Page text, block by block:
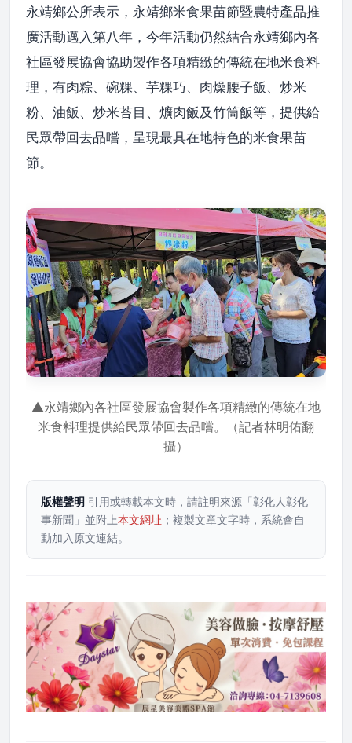
永靖鄉公所表示，永靖鄉米食果苗節暨農特產品推
廣活動邁入第八年，今年活動仍然結合永靖鄉內各
社區發展協會協助製作各項精緻的傳統在地米食料
理，有肉粽、碗粿、芋粿巧、肉燥腰子飯、炒米
粉、油飯、炒米苔目、爌肉飯及竹筒飯等，提供給
民眾帶回去品嚐，呈現最具在地特色的米食果苗
節。
▲永靖鄉內各社區發展協會製作各項精緻的傳統在地
米食料理提供給民眾帶回去品嚐。（記者林明佑翻
攝）
版權聲明 引用或轉載本文時，請註明來源「彰化人彰化
事新聞」並附上本文網址 ；複製文章文字時，系統會自
動加入原文連結。